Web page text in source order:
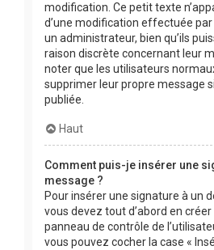
modification. Ce petit texte
d’une modification effectuée
un administrateur, bien qu’ils
raison discrète concernant leur
noter que les utilisateurs
supprimer leur propre message
publiée.
Haut
Comment puis-je insérer une
message ?
Pour insérer une signature à un
vous devez tout d’abord en
panneau de contrôle de
vous pouvez cocher la case «